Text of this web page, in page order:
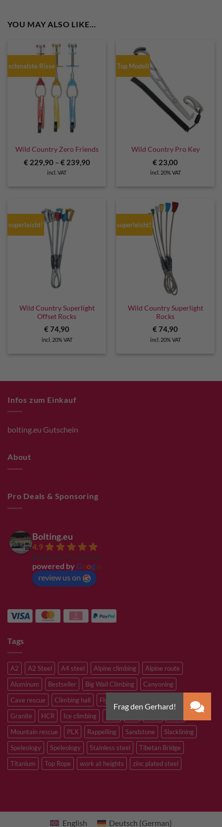
YOU MAY ALSO LIKE…
schmalste Risse
Wild Country Zero Friends
€229,90– €239,90
incl. VAT
Top Modell
Wild Country Pro Key
€ 23,00
incl. 20% VAT
superleicht!
Wild Country Superlight
Offset Rocks
€74,90
incl. 20% VAT
superleicht!
Wild Country Superlight
Rocks
€74,90
incl. 20% VAT
Infos zum Einkauf
bolting.eu Gutschein
About
Pro Deals & Sponsoring
Bolting.eu
4.9
Based on 94 reviews
powered by G ogl
review us on
Tags
A2 A2 Steel A4 steel Alpine climbing
Alpine route
Aluminum
Bestseller Big Wall Climbing
Canyoning
Cave rescue
Climbing hall Flying Fox
Granite
HCR Ice climbing
Mountain rescue
PLX Rappelling Sandstone
Slacklining
Speleology
Speleology Stainless steel
Tibetan Bridge
Titanium
Top Rope work at heights zinc plated steel
English Deutsch (German)